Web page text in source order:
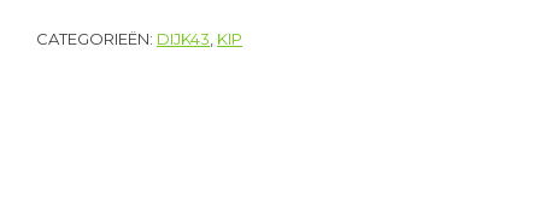
CATEGORIEËN: DIJK43 KIP